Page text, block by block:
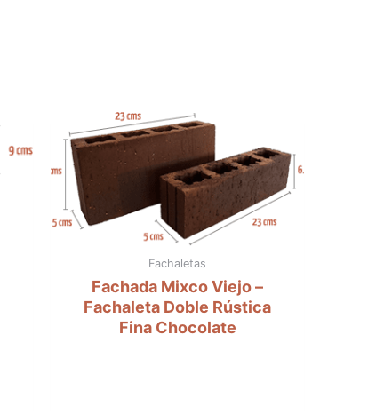
Fachaletas
Fachada Mixco Viejo –
Fachaleta Doble Rústica
Fina Chocolate